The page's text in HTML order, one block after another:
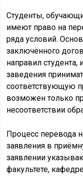
Студенты,
имеют право на
ряда условий.
заключённого
направил студента,
заведения
соответствующую
возможен только
несоответствии
Процесс перевода
заявления в
заявлении
факультете,